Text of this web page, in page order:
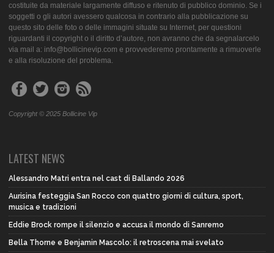
costituite da materiale largamente diffuso e ritenuto di pubblico dominio. Se i
soggetti o gli autori avessero qualcosa in contrario alla pubblicazione su
questo sito delle foto o delle immagini situate su Internet, per questioni
riguardanti il copyright o il diritto d’autore, non avranno che da segnalarcelo
via mail a: info@bollicinevip.com e provvederemo prontamente a rimuoverle
e alla risoluzione del problema.
Copyright © 2025 Bollicine Vip
LATEST NEWS
Alessandro Matri entra nel cast di Ballando 2026
Aurisina festeggia San Rocco con quattro giorni di cultura, sport,
musica e tradizioni
Eddie Brock rompe il silenzio e accusa il mondo di Sanremo
Bella Thorne e Benjamin Mascolo: il retroscena mai svelato